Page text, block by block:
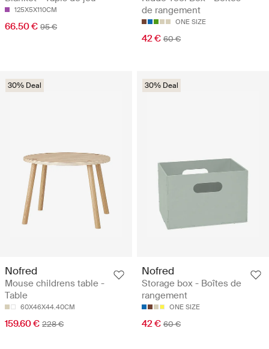
125X5X110CM
66.50 € 95 €
de rangement
ONE SIZE
42 € 60 €
30% Deal
Nofred
Mouse childrens table -
Table
60X46X44.40CM
159.60 € 228 €
30% Deal
Nofred
Storage box - Boîtes de
rangement
ONE SIZE
42 € 60 €